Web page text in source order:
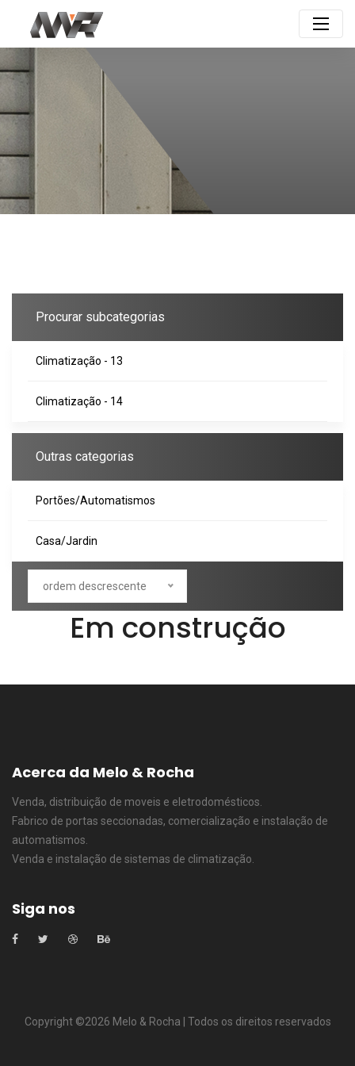
Procurar subcategorias
Climatização - 13
Climatização - 14
Outras categorias
Portões/Automatismos
Casa/Jardin
ordem descrescente
Em construção
Acerca da Melo & Rocha
Venda, distribuição de moveis e eletrodomésticos.
Fabrico de portas seccionadas, comercialização e instalação de
automatismos.
Venda e instalação de sistemas de climatização.
Siga nos
Copyright ©2026 Melo & Rocha | Todos os direitos reservados